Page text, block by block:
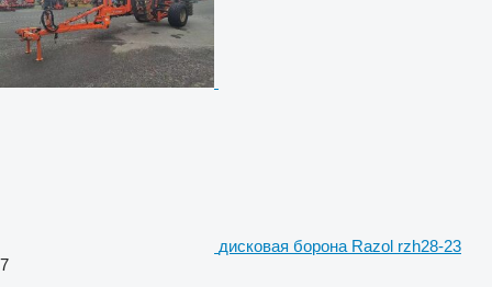
дисковая борона Razol rzh28-23
7